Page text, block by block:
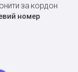
за кордон
номер